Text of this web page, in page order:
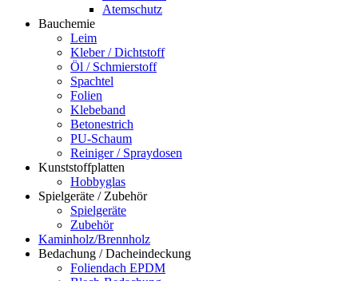
Atemschutz
Bauchemie
Leim
Kleber / Dichtstoff
Öl / Schmierstoff
Spachtel
Folien
Klebeband
Betonestrich
PU-Schaum
Reiniger / Spraydosen
Kunststoffplatten
Hobbyglas
Spielgeräte / Zubehör
Spielgeräte
Zubehör
Kaminholz/Brennholz
Bedachung / Dacheindeckung
Foliendach EPDM